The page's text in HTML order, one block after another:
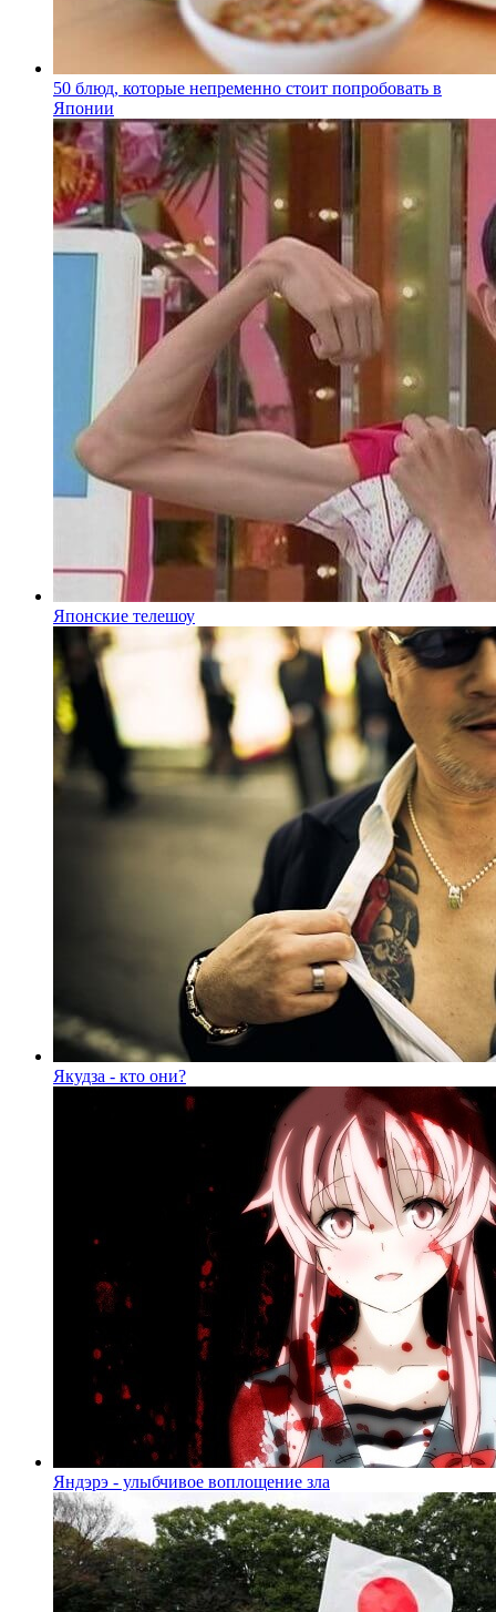
50 блюд, которые непременно стоит попробовать в
Японии
Японские телешоу
Якудза - кто они?
Яндэрэ - улыбчивое воплощение зла